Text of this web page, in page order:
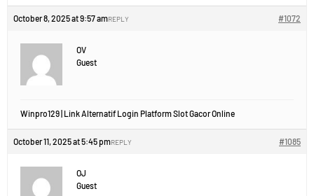
October 8, 2025 at 9:57 am #1072
REPLY
OV
Guest
Winpro129 | Link Alternatif Login Platform Slot Gacor Online
October 11, 2025 at 5:45 pm #1085
REPLY
OJ
Guest